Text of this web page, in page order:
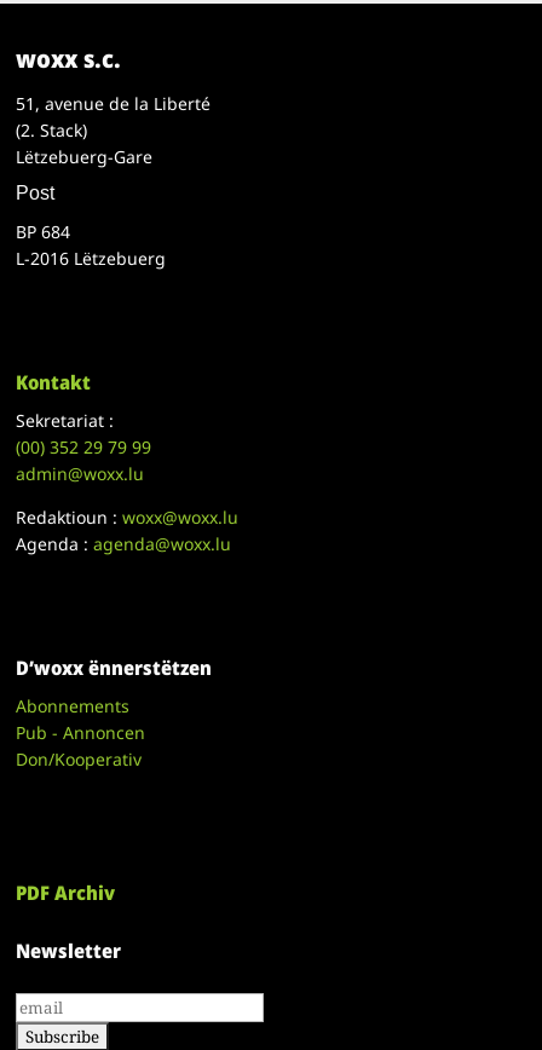
woxx s.c.
51, avenue de la Liberté
(2. Stack)
Lëtzebuerg-Gare
Post
BP 684
L-2016 Lëtzebuerg
Kontakt
Sekretariat :
(00)352 29 79 99
admin@woxx.lu
Redaktioun :woxx@woxx.lu
Agenda :agenda@woxx.lu
D’woxx ënnerstëtzen
Abonnements
Pub - Annoncen
Don/Kooperativ
PDF Archiv
Newsletter